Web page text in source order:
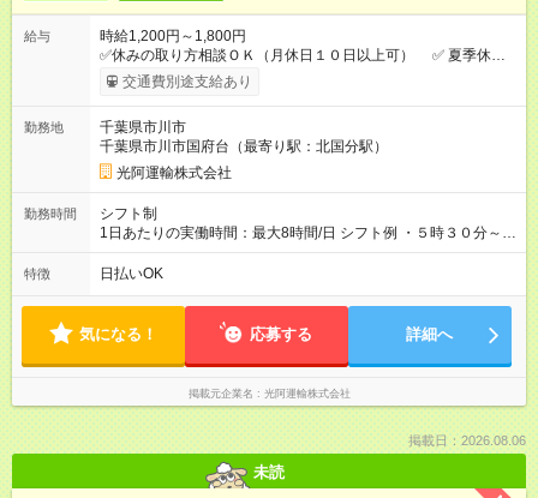
給与
時給1,200円～1,800円
✅休みの取り方相談ＯＫ（月休日１０日以上可） ✅ 夏季休
交通費別途支給あり
勤務地
千葉県市川市
千葉県市川市国府台（最寄り駅：北国分駅）
光阿運輸株式会社
勤務時間
シフト制
1日あたりの実働時間：最大8時間/日 シフト例 ・５時３０分～１
５時３０分 残業有 ・６時００分～１６時００分 残業有
特徴 日払いOK
気になる！ 応募する 詳細へ
掲載元企業名 光阿運輸株式会社
掲載日：2026.08.06
未読